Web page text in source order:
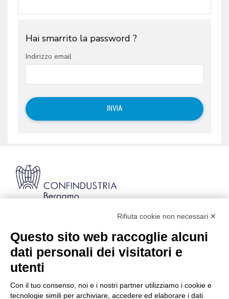
Hai smarrito la password ?
Indirizzo email
Codice Fiscale: 80021750163 | PEC:
info@pec.confindustriabergamo.it
CONFINDUSTRIA BERGAMO
Rifiuta cookie non necessari ✕
Questo sito web raccoglie alcuni
dati personali dei visitatori e
utenti
Con il tuo consenso, noi e i nostri partner utilizziamo i cookie e
tecnologie simili per archiviare, accedere ed elaborare i dati